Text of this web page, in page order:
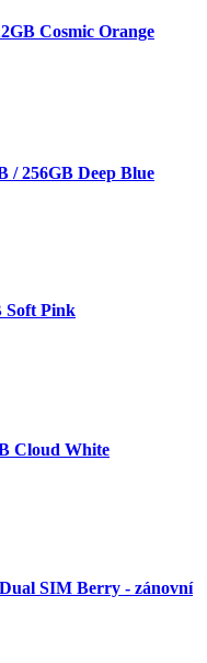
Cosmic Orange
/ 256GB Deep Blue
Soft Pink
Cloud White
SIM Berry - zánovní